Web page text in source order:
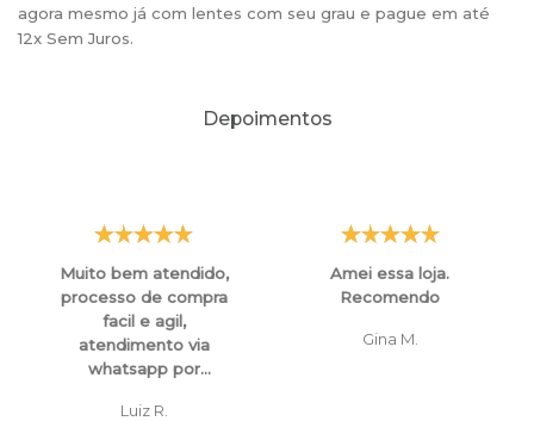
agora mesmo já com lentes com seu grau e pague em até
12x Sem Juros.
Depoimentos
Muito bem atendido,
processo de compra
facil e agil,
atendimento via
whatsapp por
atenciosos e
Luiz R.
Amei essa loja.
Recomendo
Gina M.